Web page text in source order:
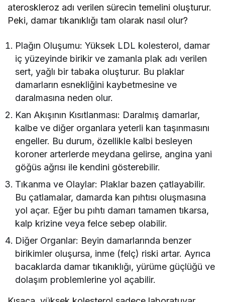
ateroskleroz adı verilen sürecin temelini oluşturur.
Peki, damar tıkanıklığı tam olarak nasıl olur?
Plağın Oluşumu: Yüksek LDL kolesterol, damar
iç yüzeyinde birikir ve zamanla plak adı verilen
sert, yağlı bir tabaka oluşturur. Bu plaklar
damarların esnekliğini kaybetmesine ve
daralmasına neden olur.
Kan Akışının Kısıtlanması: Daralmış damarlar,
kalbe ve diğer organlara yeterli kan taşınmasını
engeller. Bu durum, özellikle kalbi besleyen
koroner arterlerde meydana gelirse, angina yani
göğüs ağrısı ile kendini gösterebilir.
Tıkanma ve Olaylar: Plaklar bazen çatlayabilir.
Bu çatlamalar, damarda kan pıhtısı oluşmasına
yol açar. Eğer bu pıhtı damarı tamamen tıkarsa,
kalp krizine veya felce sebep olabilir.
Diğer Organlar: Beyin damarlarında benzer
birikimler oluşursa, inme (felç) riski artar. Ayrıca
bacaklarda damar tıkanıklığı, yürüme güçlüğü ve
dolaşım problemlerine yol açabilir.